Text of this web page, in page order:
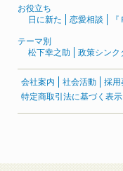
お役立ち
日に新た
恋愛相談
テーマ別
松下幸之助
政策シンク
会社案内 社会活動 採用
特定商取引法に基づく表示